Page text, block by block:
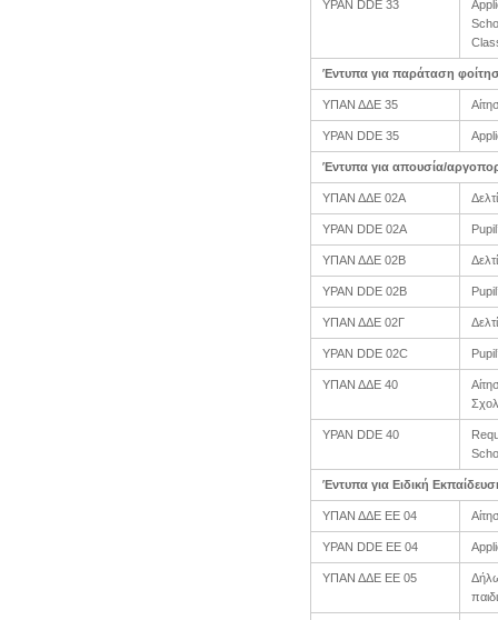
YPAN DDE 33
Έντυπα για παράταση
ΥΠΑΝ ΔΔΕ 35
YPAN DDE 35
Έντυπα για απουσία/
ΥΠΑΝ ΔΔΕ 02Α
YPAN DDE 02A
ΥΠΑΝ ΔΔΕ 02Β
YPAN DDE 02B
ΥΠΑΝ ΔΔΕ 02Γ
YPAN DDE 02C
ΥΠΑΝ ΔΔΕ 40
YPAN DDE 40
Έντυπα για Ειδική
ΥΠΑΝ ΔΔΕ EE 04
YPAN DDE ΕΕ 04
ΥΠΑΝ ΔΔΕ EΕ 05